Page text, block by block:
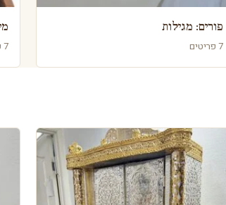
פורים: מגילות
7 פריטים 7 פריטים